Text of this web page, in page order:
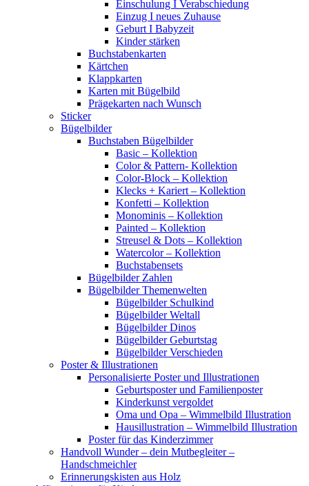
Einschulung I Verabschiedung
Einzug I neues Zuhause
Geburt I Babyzeit
Kinder stärken
Buchstabenkarten
Kärtchen
Klappkarten
Karten mit Bügelbild
Prägekarten nach Wunsch
Sticker
Bügelbilder
Buchstaben Bügelbilder
Basic – Kollektion
Color & Pattern- Kollektion
Color-Block – Kollektion
Klecks + Kariert – Kollektion
Konfetti – Kollektion
Monominis – Kollektion
Painted – Kollektion
Streusel & Dots – Kollektion
Watercolor – Kollektion
Buchstabensets
Bügelbilder Zahlen
Bügelbilder Themenwelten
Bügelbilder Schulkind
Bügelbilder Weltall
Bügelbilder Dinos
Bügelbilder Geburtstag
Bügelbilder Verschieden
Poster & Illustrationen
Personalisierte Poster und Illustrationen
Geburtsposter und Familienposter
Kinderkunst vergoldet
Oma und Opa – Wimmelbild Illustration
Hausillustration – Wimmelbild Illustration
Poster für das Kinderzimmer
Handvoll Wunder – dein Mutbegleiter –
Handschmeichler
Erinnerungskisten aus Holz